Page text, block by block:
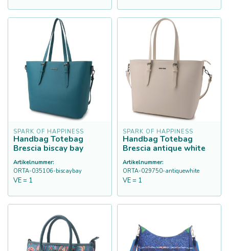
SPARK OF HAPPINESS
Handbag Totebag
Brescia biscay bay
Artikelnummer:
ORTA-035106-biscaybay
VE = 1
SPARK OF HAPPINESS
Handbag Totebag
Brescia antique white
Artikelnummer:
ORTA-029750-antiquewhite
VE = 1